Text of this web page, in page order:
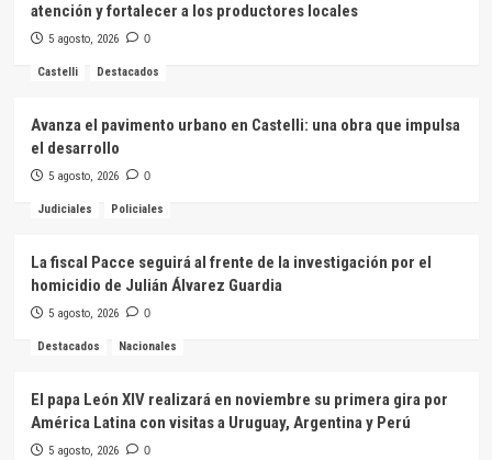
atención y fortalecer a los productores locales
5 agosto, 2026 0
Castelli Destacados
Avanza el pavimento urbano en Castelli: una obra que impulsa
el desarrollo
5 agosto, 2026 0
Judiciales Policiales
La fiscal Pacce seguirá al frente de la investigación por el
homicidio de Julián Álvarez Guardia
5 agosto, 2026 0
Destacados Nacionales
El papa León XIV realizará en noviembre su primera gira por
América Latina con visitas a Uruguay, Argentina y Perú
5 agosto, 2026 0